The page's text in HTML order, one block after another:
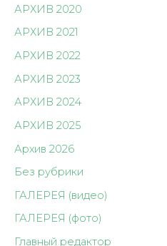
АРХИВ 2020
АРХИВ 2021
АРХИВ 2022
АРХИВ 2023
АРХИВ 2024
АРХИВ 2025
Архив 2026
Без рубрики
ГАЛЕРЕЯ (видео)
ГАЛЕРЕЯ (фото)
Главный редактор